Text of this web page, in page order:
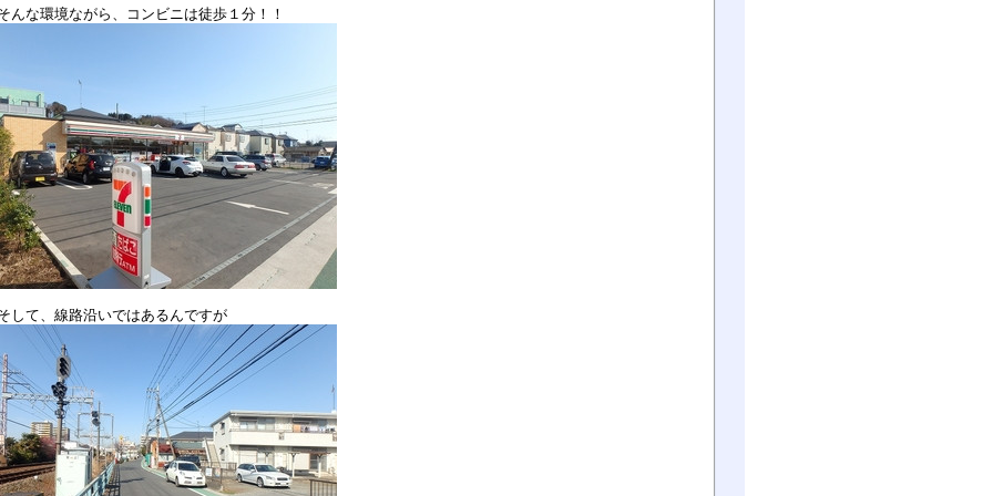
な環境ながら、コンビニは徒歩１分！！
て、線路沿いではあるんですが